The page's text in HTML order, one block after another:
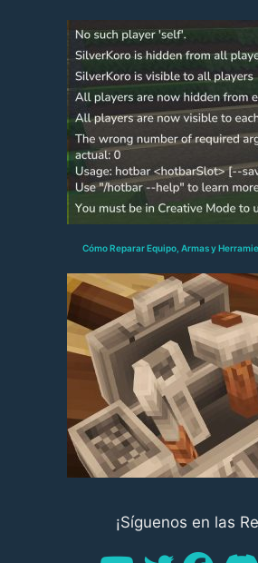
Cómo Reparar Equipo, Armas y
¡Síguenos en las